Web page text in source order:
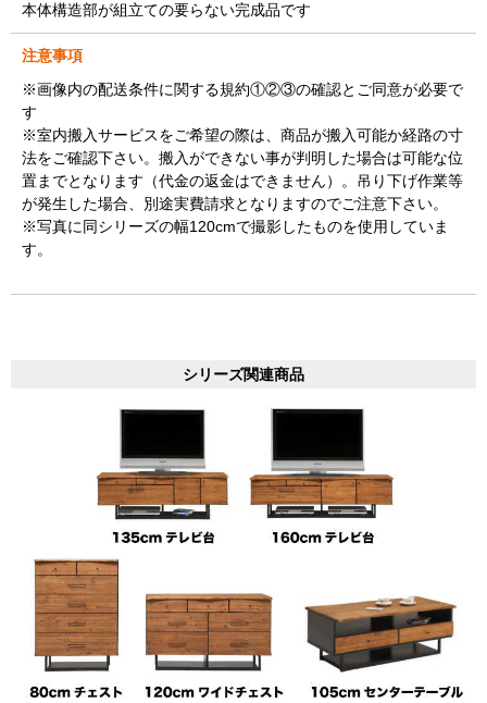
本体構造部が組立ての要らない完成品です
注意事項
※画像内の配送条件に関する規約①②③の確認とご同意が必要で
す
※室内搬入サービスをご希望の際は、商品が搬入可能か経路の寸
法をご確認下さい。搬入ができない事が判明した場合は可能な位
置までとなります（代金の返金はできません）。吊り下げ作業等
が発生した場合、別途実費請求となりますのでご注意下さい。
※写真に同シリーズの幅120cmで撮影したものを使用していま
す。
シリーズ関連商品